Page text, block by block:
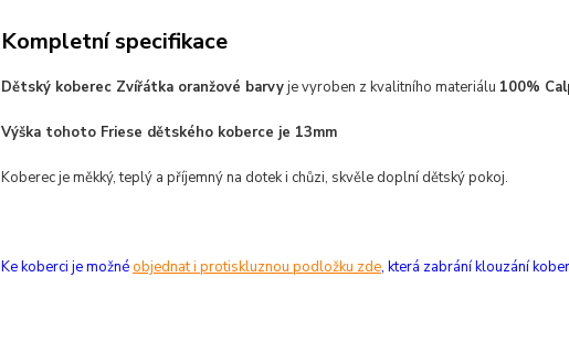
Kompletní specifikace
Dětský koberec Zvířátka oranžové barvyje vyroben z kvalitního materiálu 100%
Výška tohoto Friese dětského koberce je 13mm
Koberec je měkký, teplý a příjemný na dotek i chůzi, skvěle doplní dětský pokoj.
Ke koberci je možnéobjednat i protiskluznou podložku zde, která zabrání klouzání